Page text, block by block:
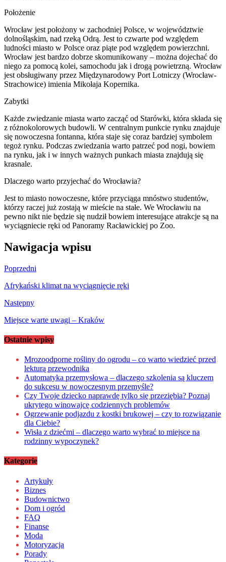
Położenie
Wrocław jest położony w zachodniej Polsce, w województwie
dolnośląskim, nad rzeką Odrą. Jest to czwarte pod względem
ludności miasto w Polsce oraz piąte pod względem powierzchni.
Wrocław jest bardzo dobrze skomunikowany – można dojechać do
niego za pomocą kolei, samochodu jak i drogą powietrzną. Wrocław
jest obsługiwany przez Międzynarodowy Port Lotniczy (Wrocław-
Strachowice) imienia Mikołaja Kopernika.
Zabytki
Każde zwiedzanie miasta warto zacząć od Starówki, która składa się
z różnokolorowych budowli. W centralnym punkcie rynku znajduje
się nowoczesna fontanna, która staje się coraz bardziej symbolem
tegoż rynku. Podczas zwiedzania warto patrzeć pod nogi, bowiem
na rynku, jak i w innych ważnych punkach miasta znajdują się
krasnale.
Dlaczego warto przyjechać do Wrocławia?
Jest to miasto nowoczesne, które przyciąga mnóstwo studentów,
którzy raczej już zostają w mieście na stałe. We Wrocławiu na
pewno nikt nie będzie się nudził bowiem interesujące atrakcje są na
wyciągniecie ręki od Panoramy Racławickiej po Zoo.
Nawigacja wpisu
Poprzedni
Afrykański klimat na wyciągnięcie ręki
Następny
Miejsce warte uwagi – Kraków
Ostatnie wpisy
Mrozoodporne rośliny do ogrodu – co warto wiedzieć przed
lekturą przewodnika
Automatyka przemysłowa – dlaczego szkolenia są kluczem
do sukcesu w nowoczesnym przemyśle?
Czy Twoje dziecko naprawdę tylko się przeziębia? Poznaj
ukrytego winowajcę codziennych problemów
Ogrzewanie podjazdu z kostki brukowej – czy to rozwiązanie
dla Ciebie?
Wisła z dziećmi – dlaczego warto wybrać to miejsce na
rodzinny wypoczynek?
Kategorie
Artykuły
Biznes
Budownictwo
Dom i ogród
FAQ
Finanse
Moda
Motoryzacja
Porady